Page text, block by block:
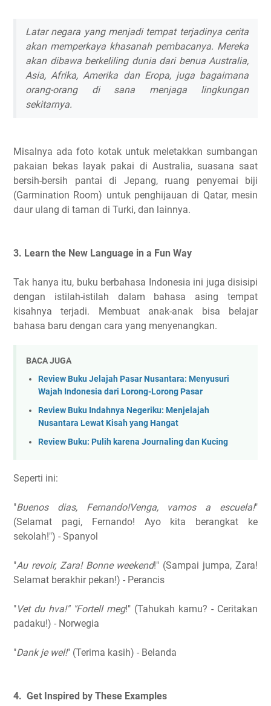
Latar negara yang menjadi tempat terjadinya cerita
akan memperkaya khasanah pembacanya. Mereka
akan dibawa berkeliling dunia dari benua Australia,
Asia, Afrika, Amerika dan Eropa, juga bagaimana
orang-orang di sana menjaga lingkungan
sekitarnya.
Misalnya ada foto kotak untuk meletakkan sumbangan
pakaian bekas layak pakai di Australia, suasana saat
bersih-bersih pantai di Jepang, ruang penyemai biji
(Garmination Room) untuk penghijauan di Qatar, mesin
daur ulang di taman di Turki, dan lainnya.
3. Learn the New Language in a Fun Way
Tak hanya itu, buku berbahasa Indonesia ini juga disisipi
dengan istilah-istilah dalam bahasa asing tempat
kisahnya terjadi. Membuat anak-anak bisa belajar
bahasa baru dengan cara yang menyenangkan.
BACA JUGA
Review Buku Jelajah Pasar Nusantara: Menyusuri
Wajah Indonesia dari Lorong-Lorong Pasar
Review Buku Indahnya Negeriku: Menjelajah
Nusantara Lewat Kisah yang Hangat
Review Buku: Pulih karena Journaling dan Kucing
Seperti ini:
"Buenos dias, Fernando!Venga, vamos a escuela!"
(Selamat pagi, Fernando! Ayo kita berangkat ke
sekolah!") - Spanyol
"Au revoir, Zara! Bonne weekend!" (Sampai jumpa, Zara!
Selamat berakhir pekan!) - Perancis
"Vet du hva!" "Fortell meg!" (Tahukah kamu? - Ceritakan
padaku!) - Norwegia
"Dank je wel!" (Terima kasih) - Belanda
4. Get Inspired by These Examples